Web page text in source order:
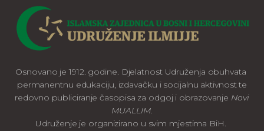
Osnovano je 1912. godine. Djelatnost Udruženja obuhvata
permanentnu edukaciju, izdavačku i socijalnu aktivnost te
redovno publiciranje časopisa za odgoj i obrazovanje Novi
MUALLIM.
Udruženje je organizirano u svim mjestima BiH.